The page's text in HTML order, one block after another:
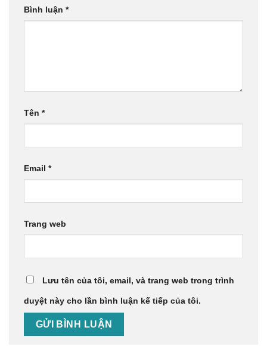
Bình luận *
Tên *
Email *
Trang web
Lưu tên của tôi, email, và trang web trong trình
duyệt này cho lần bình luận kế tiếp của tôi.